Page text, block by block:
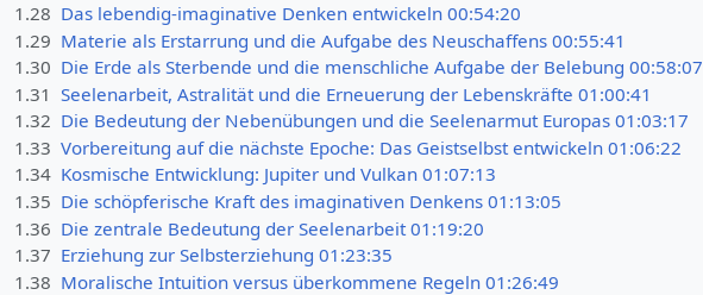
1.28 Das lebendig-imaginative Denken entwickeln 00:54:20
1.29 Materie als Erstarrung und die Aufgabe des Neuschaffens 00:55:41
1.30 Die Erde als Sterbende und die menschliche Aufgabe der Belebung 00:58:07
1.31 Seelenarbeit, Astralität und die Erneuerung der Lebenskräfte 01:00:41
1.32 Die Bedeutung der Nebenübungen und die Seelenarmut Europas 01:03:17
1.33 Vorbereitung auf die nächste Epoche: Das Geistselbst entwickeln 01:06:22
1.34 Kosmische Entwicklung: Jupiter und Vulkan 01:07:13
1.35 Die schöpferische Kraft des imaginativen Denkens 01:13:05
1.36 Die zentrale Bedeutung der Seelenarbeit 01:19:20
1.37 Erziehung zur Selbsterziehung 01:23:35
1.38 Moralische Intuition versus überkommene Regeln 01:26:49